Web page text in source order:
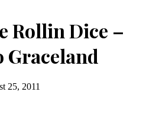
Rollin Dice –
Graceland
25, 2011